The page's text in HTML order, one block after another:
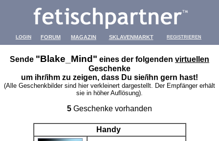
LOGIN FORUM MAGAZIN SKLAVENMARKT REGISTRIEREN
Sende "Blake_Mind" eines der folgenden virtuellen
Geschenke
um ihr/ihm zu zeigen, dass Du sie/ihn gern hast!
(Alle Geschenkbilder sind hier verkleinert dargestellt. Der Empfänger erhält
sie in höher Auflösung).
5 Geschenke vorhanden
Handy